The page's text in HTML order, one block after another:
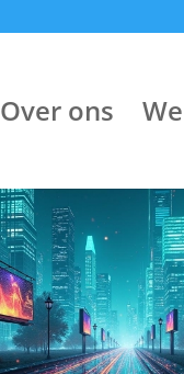
Over ons